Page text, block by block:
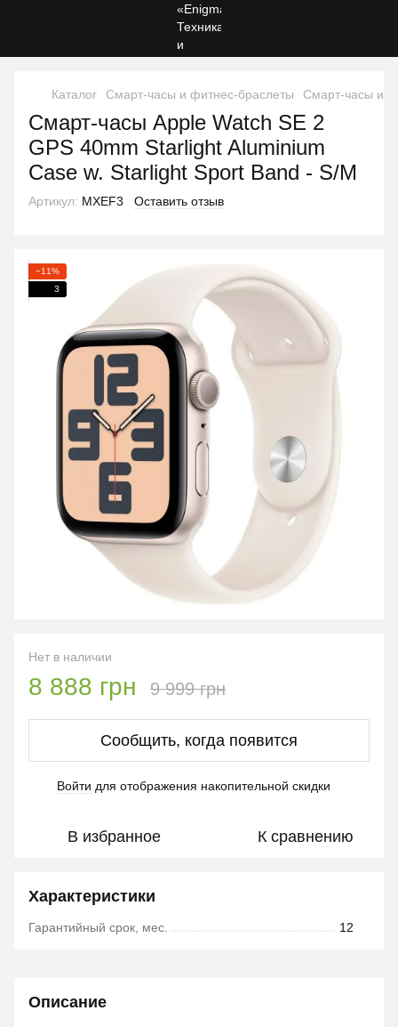
Каталог Смарт-часы и фитнес-браслеты Смарт-часы и
Смарт-часы Apple Watch SE 2
GPS 40mm Starlight Aluminium
Case w. Starlight Sport Band - S/M
Артикул: MXEF3 Оставить отзыв
−11%
3
Нет в наличии
8 888 грн 9 999 грн
Сообщить, когда появится
Войти для отображения накопительной скидки
В избранное К сравнению
Характеристики
Гарантийный срок, мес. 12
Описание